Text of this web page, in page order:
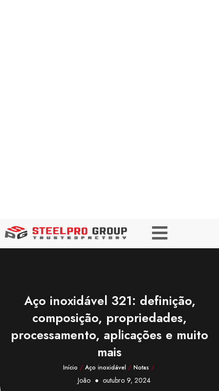
Aço inoxidável 321: definição,
composição, propriedades,
processamento, aplicações e muito
mais
Início / Aço inoxidável / Notas /
João outubro 9, 2024